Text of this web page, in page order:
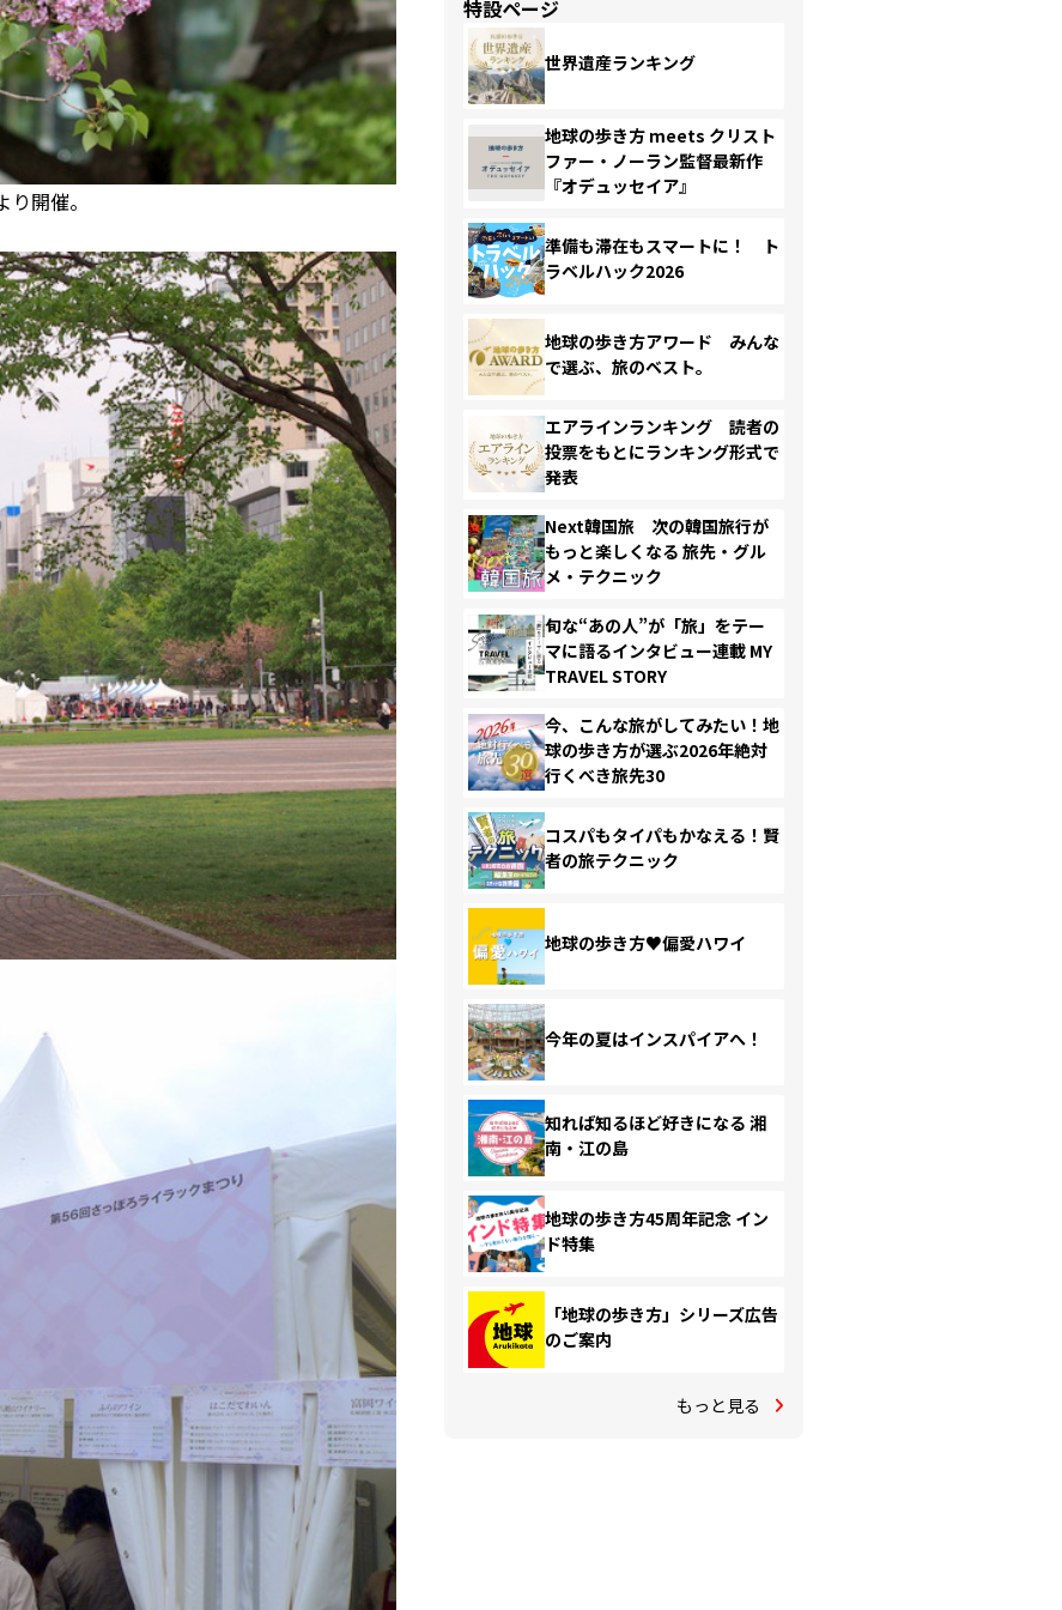
開催。
特設ページ
世界遺産ランキング
地球の歩き方 meets クリスト
ファー・ノーラン監督最新作
『オデュッセイア』
準備も滞在もスマートに！ ト
ラベルハック2026
地球の歩き方アワード みんな
で選ぶ、旅のベスト。
エアラインランキング 読者の
投票をもとにランキング形式で
発表
Next韓国旅 次の韓国旅行が
もっと楽しくなる 旅先・グル
メ・テクニック
旬な“あの人”が「旅」をテー
マに語るインタビュー連載 MY
TRAVEL STORY
今、こんな旅がしてみたい！地
球の歩き方が選ぶ2026年絶対
行くべき旅先30
コスパもタイパもかなえる！賢
者の旅テクニック
地球の歩き方♥偏愛ハワイ
今年の夏はインスパイアへ！
知れば知るほど好きになる 湘
南・江の島
地球の歩き方45周年記念 イン
ド特集
「地球の歩き方」シリーズ広告
のご案内
もっと見る